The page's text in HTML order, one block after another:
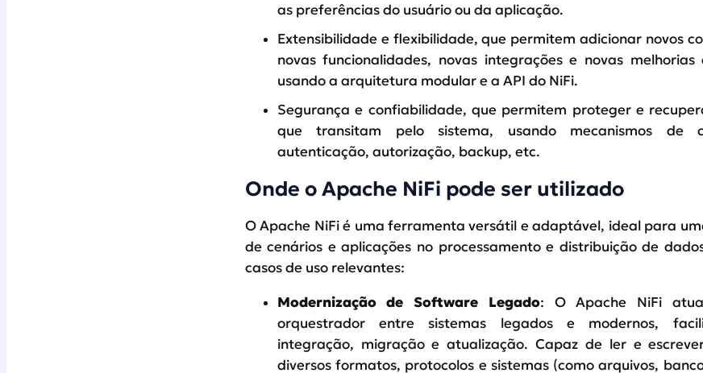
as preferências do usuário ou da aplicação.
Extensibilidade e flexibilidade, que permitem adicionar novos
novas funcionalidades, novas integrações e novas melhorias
usando a arquitetura modular e a API do NiFi.
Segurança e confiabilidade, que permitem proteger e
que transitam pelo sistema, usando mecanismos de
autenticação, autorização, backup, etc.
Onde o Apache NiFi pode ser utilizado
O Apache NiFi é uma ferramenta versátil e adaptável, ideal para
de cenários e aplicações no processamento e distribuição de
casos de uso relevantes:
Modernização de Software Legado: O Apache NiFi
orquestrador entre sistemas legados e modernos,
integração, migração e atualização. Capaz de ler e
diversos formatos, protocolos e sistemas (como arquivos,